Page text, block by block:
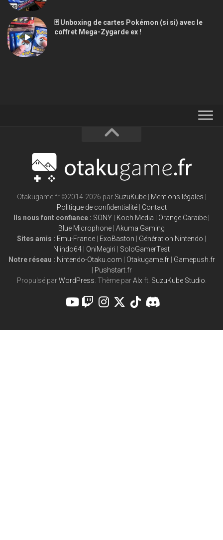
🃏 Unboxing de cartes Pokémon (si si) avec le
coffret Mega-Zygarde ex !
Otakugame.fr ©2014-2026 par SuzuKube| Mentions légales
Politique de confidentialité| Contact
Ils nous font confiance : SONY Koch Media Orange Caraïbe
Blue Microphone Akuma Gaming
Sites amis : Emu-France ExoBaston Génération Nintendo
Niindo64
OniMegiri
SoloGamerTest
Notre réseau : Nintendo-Otaku.com Otakugame.fr| Gamepush.fr
Pushstart.fr
Propulsé parWordPress . Thème parAlx ft. SuzuKube Studio